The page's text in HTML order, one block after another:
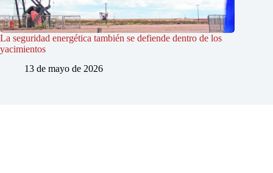
La seguridad energética también se defiende dentro de los
yacimientos
13 de mayo de 2026